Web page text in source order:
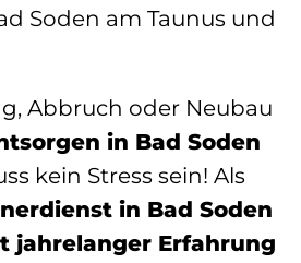
Soden am Taunus und
Abbruch oder Neubau
in Bad Soden
kein Stress sein! Als
in Bad Soden
jahrelanger Erfahrung